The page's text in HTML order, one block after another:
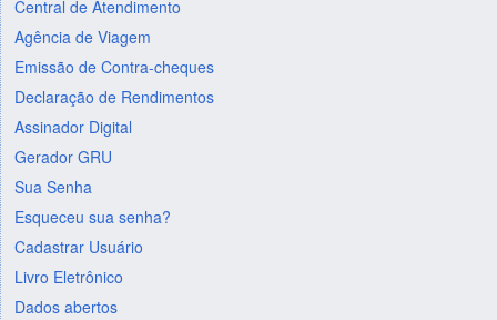
Central de Atendimento
Agência de Viagem
Emissão de Contra-cheques
Declaração de Rendimentos
Assinador Digital
Gerador GRU
Sua Senha
Esqueceu sua senha?
Cadastrar Usuário
Livro Eletrônico
Dados abertos